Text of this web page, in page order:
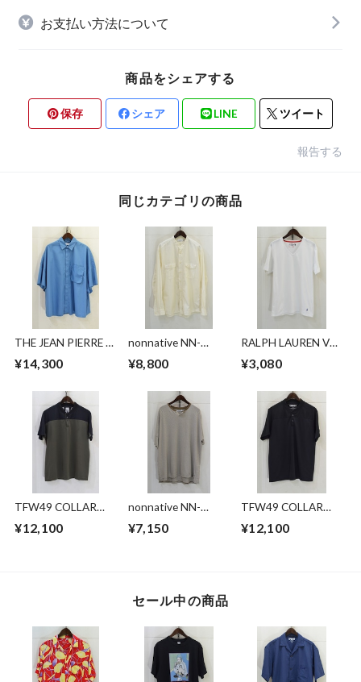
お支払い方法について
商品をシェアする
保存 シェア LINE ツイート
報告する
同じカテゴリの商品
THE JEAN PIERRE ×
SIGNATURE 11XL
¥14,300
nonnative NN-
STAND COLLAR
¥8,800
RALPH LAUREN Vネ
¥3,080
TFW49 COLLAR
¥12,100
nonnative NN-
T-NECK TEE C/L
¥7,150
TFW49 COLLAR
¥12,100
セール中の商品